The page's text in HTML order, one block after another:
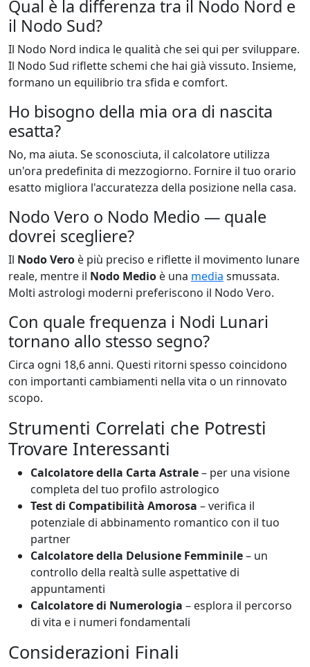
Qual è la differenza tra il Nodo Nord e
il Nodo Sud?
Il Nodo Nord indica le qualità che sei qui per sviluppare.
Il Nodo Sud riflette schemi che hai già vissuto. Insieme,
formano un equilibrio tra sfida e comfort.
Ho bisogno della mia ora di nascita
esatta?
No, ma aiuta. Se sconosciuta, il calcolatore utilizza
un'ora predefinita di mezzogiorno. Fornire il tuo orario
esatto migliora l'accuratezza della posizione nella casa.
Nodo Vero o Nodo Medio — quale
dovrei scegliere?
Il Nodo Vero è più preciso e riflette il movimento lunare
reale, mentre il Nodo Medio è una media smussata.
Molti astrologi moderni preferiscono il Nodo Vero.
Con quale frequenza i Nodi Lunari
tornano allo stesso segno?
Circa ogni 18,6 anni. Questi ritorni spesso coincidono
con importanti cambiamenti nella vita o un rinnovato
scopo.
Strumenti Correlati che Potresti
Trovare Interessanti
Calcolatore della Carta Astrale– per una visione
completa del tuo profilo astrologico
Test di Compatibilità Amorosa – verifica il
potenziale di abbinamento romantico con il tuo
partner
Calcolatore della Delusione Femminile– un
controllo della realtà sulle aspettative di
appuntamenti
Calcolatore di Numerologia – esplora il percorso
di vita e i numeri fondamentali
Considerazioni Finali